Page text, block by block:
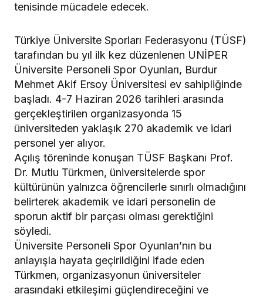
tenisinde mücadele edecek.
Türkiye Üniversite Sporları Federasyonu (TÜSF)
tarafından bu yıl ilk kez düzenlenen UNİPER
Üniversite Personeli Spor Oyunları, Burdur
Mehmet Akif Ersoy Üniversitesi ev sahipliğinde
başladı. 4-7 Haziran 2026 tarihleri arasında
gerçekleştirilen organizasyonda 15
üniversiteden yaklaşık 270 akademik ve idari
personel yer alıyor.
Açılış töreninde konuşan TÜSF Başkanı Prof.
Dr. Mutlu Türkmen, üniversitelerde spor
kültürünün yalnızca öğrencilerle sınırlı olmadığını
belirterek akademik ve idari personelin de
sporun aktif bir parçası olması gerektiğini
söyledi.
Üniversite Personeli Spor Oyunları’nın bu
anlayışla hayata geçirildiğini ifade eden
Türkmen, organizasyonun üniversiteler
arasındaki etkileşimi güçlendireceğini ve